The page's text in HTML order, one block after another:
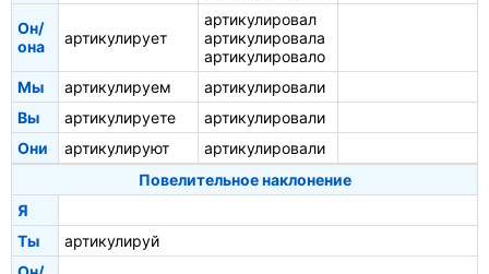
Он/
она
артикулирует
артикулировал
артикулировала
артикулировало
Мы
артикулируем
артикулировали
Вы
артикулируете
артикулировали
Они
артикулируют
артикулировали
Повелительное наклонение
Я
Ты
артикулируй